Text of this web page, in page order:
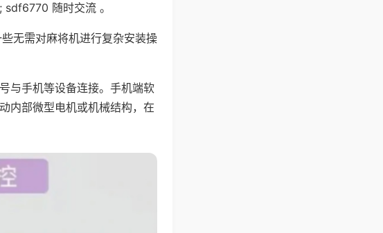
随时交流 。
无需对麻将机进行复杂安装操
与手机等设备连接。手机端软
内部微型电机或机械结构，在